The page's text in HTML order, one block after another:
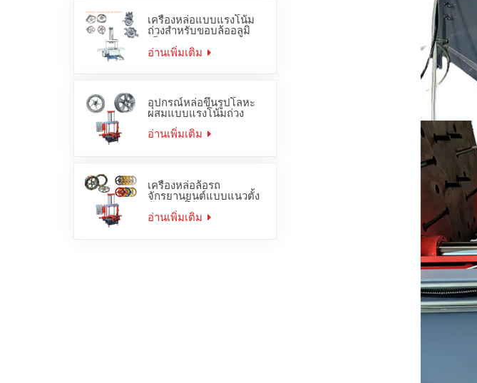
เครื่องหล่อแบบแรงโน้ม
ถ่วงสำหรับขอบล้ออลูมิ
เนียม
อ่านเพิ่มเติม
อุปกรณ์หล่อขึ้นรูปโลหะ
ผสมแบบแรงโน้มถ่วง
อ่านเพิ่มเติม
เครื่องหล่อล้อรถ
จักรยานยนต์แบบแนวตั้ง
อ่านเพิ่มเติม